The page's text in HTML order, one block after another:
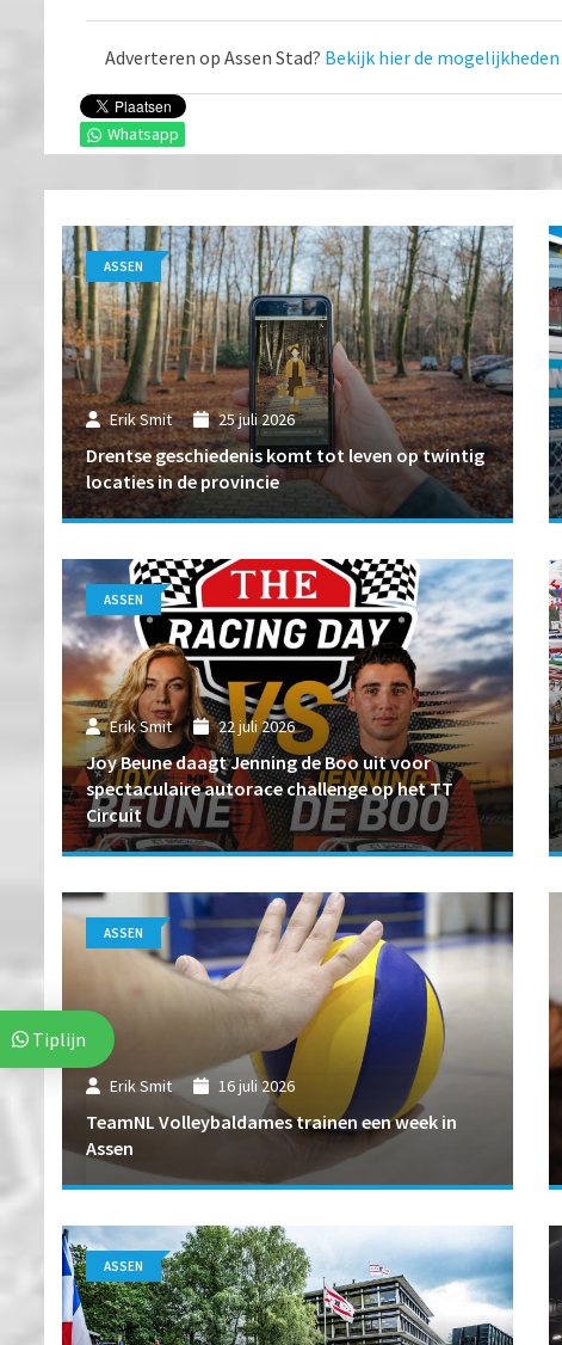
Whatsapp
Adverteren op Assen Stad? Bekijk hier de mogelijkheden
Erik Smit 25 juli 2026
Drentse geschiedenis komt tot leven op twintig
locaties in de provincie
ASSEN
Erik Smit 22 juli 2026
Joy Beune daagt Jenning de Boo uit voor
spectaculaire autorace challenge op het TT
Circuit
ASSEN
Erik Smit 16 juli 2026
TeamNL Volleybaldames trainen een week in
Assen
ASSEN
ASSEN
Tiplijn